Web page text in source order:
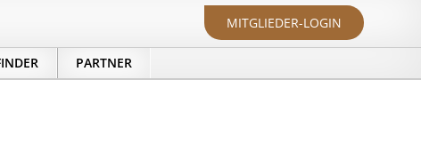
MITGLIEDER-LOGIN
PARTNER